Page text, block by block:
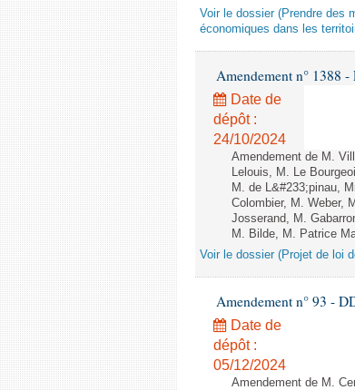
Voir le dossier (Prendre des
économiques dans les
Amendement n° 1388 -
Date de
dépôt :
24/10/2024
Amendement de M.
Lelouis, M. Le
M. de L&#233;pinau,
Colombier, M. Weber,
Josserand, M.
M. Bilde, M. Patrice
Voir le dossier (Projet de loi
Amendement n° 93 -
Date de
dépôt :
05/12/2024
Amendement de M.